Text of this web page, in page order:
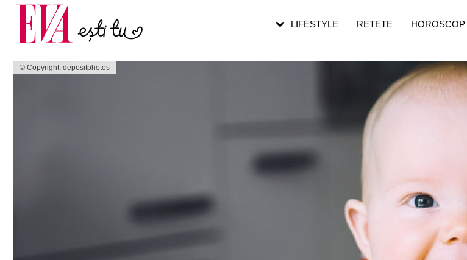
© Copyright: depositphotos
LIFESTYLE RETETE HOROSCOP
Carieră
Actualitate
pe măsură ce înaintezi în vârstă
de dureroasă este